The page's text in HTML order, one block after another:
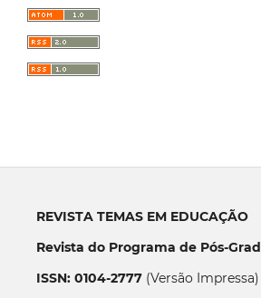
REVISTA TEMAS EM EDUCAÇÃO
Revista do Programa de Pós-
ISSN: 0104-2777(Versão Impressa)